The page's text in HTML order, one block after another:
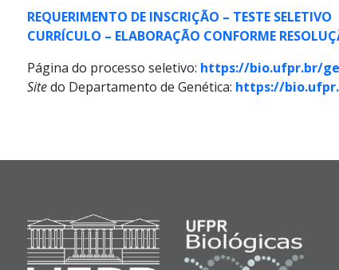
REQUERIMENTO DE INSCRIÇÃO – TESTE SELETIVO
CURRÍCULO – ELABORAÇÃO CONFORME
Página do processo seletivo: https://bio.ufpr.br/
Sitedo Departamento de Genética: https://